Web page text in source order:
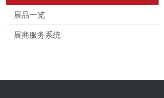
展品一览
展商服务系统